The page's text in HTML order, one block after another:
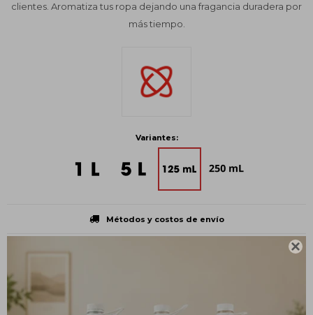

clientes. Aromatiza tus ropa dejando una fragancia duradera por
más tiempo.
Variantes:
Métodos y costos de envío
Presentación
Botella plástica